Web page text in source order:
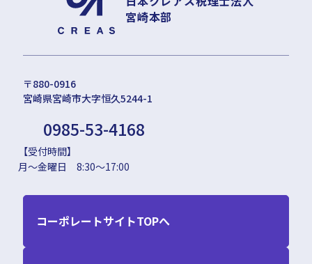
宮崎本部
〒880-0916
宮崎県宮崎市大字恒久5244-1
0985-53-4168
【受付時間】
月～金曜日 8:30～17:00
コーポレートサイトTOPへ